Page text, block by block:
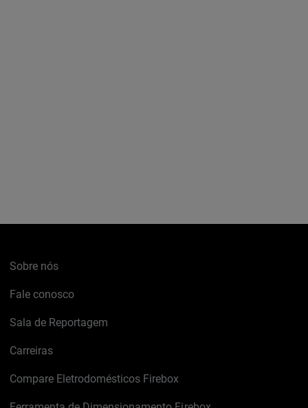
Sobre nós
Fale conosco
Sala de Reportagem
Carreiras
Compare Eletrodomésticos Firebox